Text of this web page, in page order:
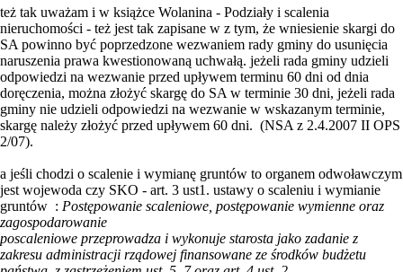
też tak uważam i w książce Wolanina - Podziały i scalenia
nieruchomości - też jest tak zapisane w z tym, że wniesienie skargi do
SA powinno być poprzedzone wezwaniem rady gminy do usunięcia
naruszenia prawa kwestionowaną uchwałą. jeżeli rada gminy udzieli
odpowiedzi na wezwanie przed upływem terminu 60 dni od dnia
doręczenia, można złożyć skargę do SA w terminie 30 dni, jeżeli rada
gminy nie udzieli odpowiedzi na wezwanie w wskazanym terminie,
skargę należy złożyć przed upływem 60 dni. (NSA z 2.4.2007 II OPS
2/07).
a jeśli chodzi o scalenie i wymianę gruntów to organem odwoławczym
jest wojewoda czy SKO - art. 3 ust1. ustawy o scaleniu i wymianie
gruntów : Postępowanie scaleniowe, postępowanie wymienne oraz
zagospodarowanie
poscaleniowe przeprowadza i wykonuje starosta jako zadanie z
zakresu administracji rządowej finansowane ze środków budżetu